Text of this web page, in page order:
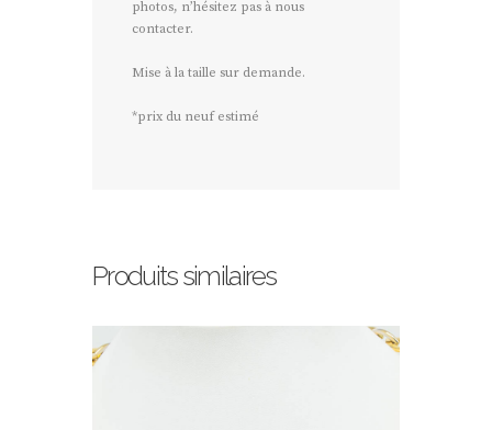
photos, n’hésitez pas à nous
contacter.
Mise à la taille sur demande.
*prix du neuf estimé
Produits similaires